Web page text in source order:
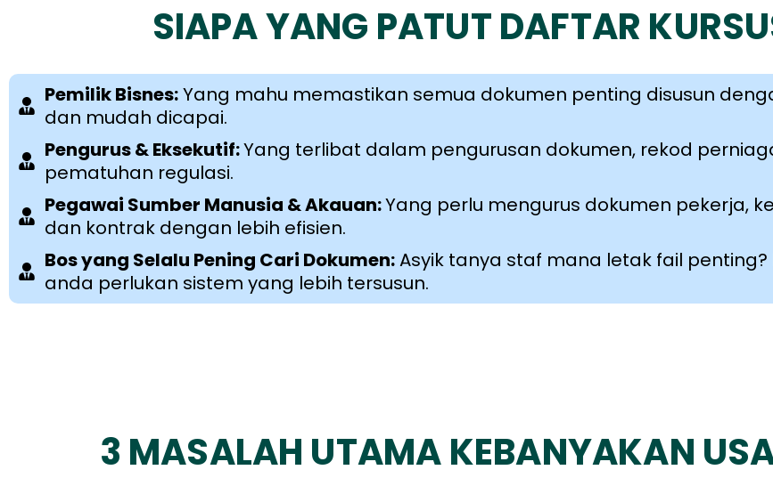
SIAPA YANG PATUT DAFTAR
Pemilik Bisnes:Yang mahu memastikan semua dokumen penting disusun
dan mudah dicapai.
Pengurus & Eksekutif:Yang terlibat dalam pengurusan dokumen, rekod
pematuhan regulasi.
Pegawai Sumber Manusia & Akauan:Yang perlu mengurus dokumen pekerja,
dan kontrak dengan lebih efisien.
Bos yang Selalu Pening Cari Dokumen:Asyik tanya staf mana letak fail penting?
anda perlukan sistem yang lebih tersusun.
3 MASALAH UTAMA KEBANYAKAN